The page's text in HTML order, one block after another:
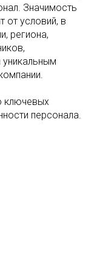
Значимость
от условий, в
региона,
уникальным
ключевых
персонала.